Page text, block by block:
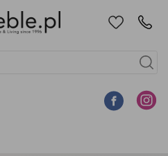
UlubioneKontakt
Szukaj
Facebook